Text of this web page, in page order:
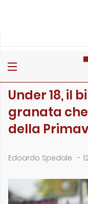
Under 18, il
granata
della
Edoardo Spedale -